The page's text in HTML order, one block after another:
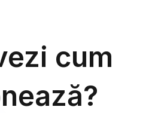
cum